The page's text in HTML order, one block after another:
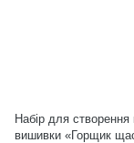
Набір для створення
вишивки «Горщик